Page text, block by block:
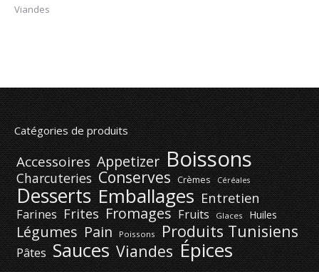
Viandes
Catégories de produits
Accessoires Appetizer Boissons
Charcuteries Conserves Crèmes Céréales
Desserts Emballages Entretien
Farines Frites Fromages Fruits Glaces Huiles
Légumes Pain Poissons Produits Tunisiens
Pâtes Sauces Viandes Épices